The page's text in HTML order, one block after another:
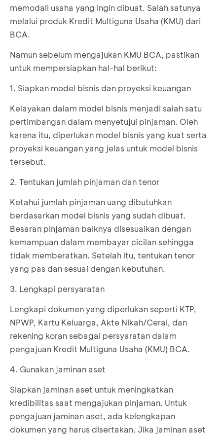
memodali usaha yang ingin dibuat. Salah satunya
melalui produk Kredit Multiguna Usaha (KMU) dari
BCA.
Namun sebelum mengajukan KMU BCA, pastikan
untuk mempersiapkan hal-hal berikut:
1. Siapkan model bisnis dan proyeksi keuangan
Kelayakan dalam model bisnis menjadi salah satu
pertimbangan dalam menyetujui pinjaman. Oleh
karena itu, diperlukan model bisnis yang kuat serta
proyeksi keuangan yang jelas untuk model bisnis
tersebut.
2. Tentukan jumlah pinjaman dan tenor
Ketahui jumlah pinjaman uang dibutuhkan
berdasarkan model bisnis yang sudah dibuat.
Besaran pinjaman baiknya disesuaikan dengan
kemampuan dalam membayar cicilan sehingga
tidak memberatkan. Setelah itu, tentukan tenor
yang pas dan sesuai dengan kebutuhan.
3. Lengkapi persyaratan
Lengkapi dokumen yang diperlukan seperti KTP,
NPWP, Kartu Keluarga, Akte Nikah/Cerai, dan
rekening koran sebagai persyaratan dalam
pengajuan Kredit Multiguna Usaha (KMU) BCA.
4. Gunakan jaminan aset
Siapkan jaminan aset untuk meningkatkan
kredibilitas saat mengajukan pinjaman. Untuk
pengajuan jaminan aset, ada kelengkapan
dokumen yang harus disertakan. Jika jaminan aset